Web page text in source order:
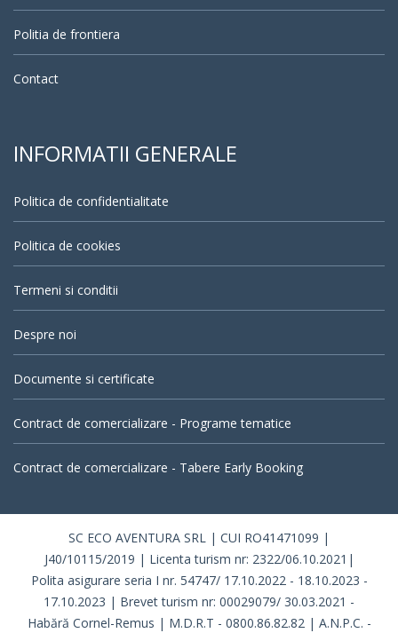
Politia de frontiera
Contact
INFORMATII GENERALE
Politica de confidentialitate
Politica de cookies
Termeni si conditii
Despre noi
Documente si certificate
Contract de comercializare - Programe tematice
Contract de comercializare - Tabere Early Booking
SC ECO AVENTURA SRL | CUI RO41471099 |
J40/10115/2019 | Licenta turism nr: 2322/06.10.2021|
Polita asigurare seria I nr. 54747/ 17.10.2022 - 18.10.2023 -
17.10.2023 | Brevet turism nr: 00029079/ 30.03.2021 -
Habără Cornel-Remus | M.D.R.T - 0800.86.82.82 | A.N.P.C. -